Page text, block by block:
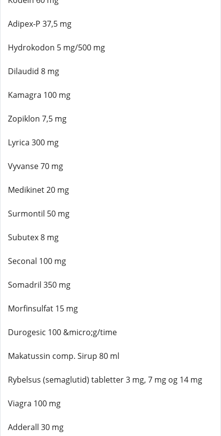
Adipex-P 37,5 mg
Hydrokodon 5 mg/500 mg
Dilaudid 8 mg
Kamagra 100 mg
Zopiklon 7,5 mg
Lyrica 300 mg
Vyvanse 70 mg
Medikinet 20 mg
Surmontil 50 mg
Subutex 8 mg
Seconal 100 mg
Somadril 350 mg
Morfinsulfat 15 mg
Durogesic 100 &micro;g/time
Makatussin comp. Sirup 80 ml
Rybelsus (semaglutid) tabletter 3 mg, 7 mg og 14 mg
Viagra 100 mg
Adderall 30 mg